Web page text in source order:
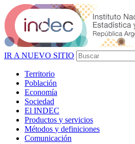
IR A NUEVO SITIO
Territorio
Población
Economía
Sociedad
El INDEC
Productos y servicios
Métodos y definiciones
Comunicación